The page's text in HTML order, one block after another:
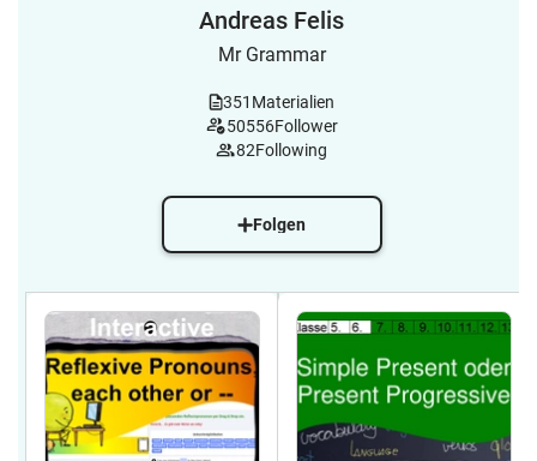
Andreas Felis
Mr Grammar
351 Materialien
50556Follower
82Following
Folgen